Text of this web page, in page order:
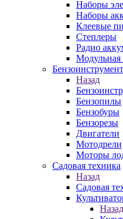
Наборы
Наборы
Клеевые
Степлеры
Радио
Модульная
Бензоинструмент
Назад
Бензопилы
Бензобуры
Бензорезы
Двигатели
Мотодрели
Моторы
Садовая техника
Назад
Садовая
Назад